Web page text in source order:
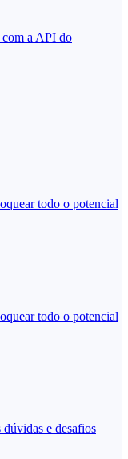
com a API do
todo o potencial
todo o potencial
e desafios